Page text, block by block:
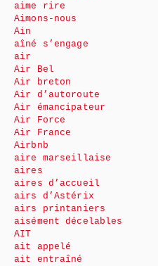
aime rire
Aimons-nous
Ain
aîné s’engage
air
Air Bel
Air breton
Air d’autoroute
Air émancipateur
Air Force
Air France
Airbnb
aire marseillaise
aires
aires d’accueil
airs d’Astérix
airs printaniers
aisément décelables
AIT
ait appelé
ait entraîné